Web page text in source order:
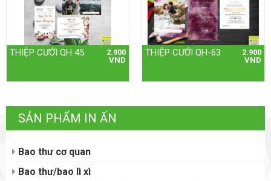
THIỆP CƯỚI QH 45
2.900
VND
THIỆP CƯỚI QH-63
2.900
VND
SẢN PHẨM IN ẤN
Bao thư cơ quan
Bao thư/bao lì xì